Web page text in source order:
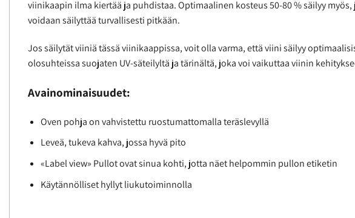
viinikaapin ilma kiertää ja puhdistaa. Optimaalinen kosteus 50-80 % säilyy
voidaan säilyttää turvallisesti pitkään.
Jos säilytät viiniä tässä viinikaappissa, voit olla varma, että viini säilyy
olosuhteissa suojaten UV-säteilyltä ja tärinältä, joka voi vaikuttaa viinin
Avainominaisuudet:
Oven pohja on vahvistettu ruostumattomalla teräslevyllä
Leveä, tukeva kahva, jossa hyvä pito
«Label view» Pullot ovat sinua kohti, jotta näet helpommin pullon etiketin
Käytännölliset hyllyt liukutoiminnolla